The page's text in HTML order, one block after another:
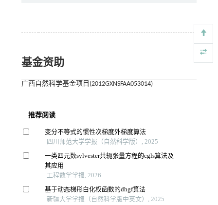
基金资助
广西自然科学基金项目(2012GXNSFAA053014)